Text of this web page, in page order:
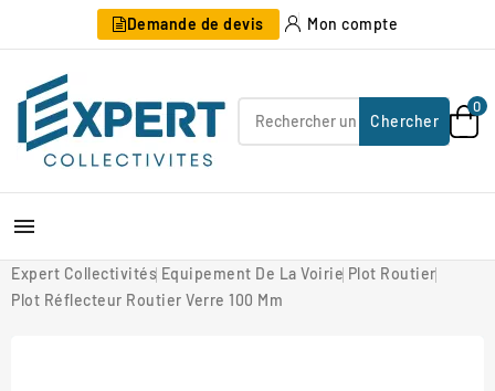
Demande de devis Mon compte
Chercher
0

Expert Collectivités Equipement De La Voirie Plot Routier
Plot Réflecteur Routier Verre 100 Mm